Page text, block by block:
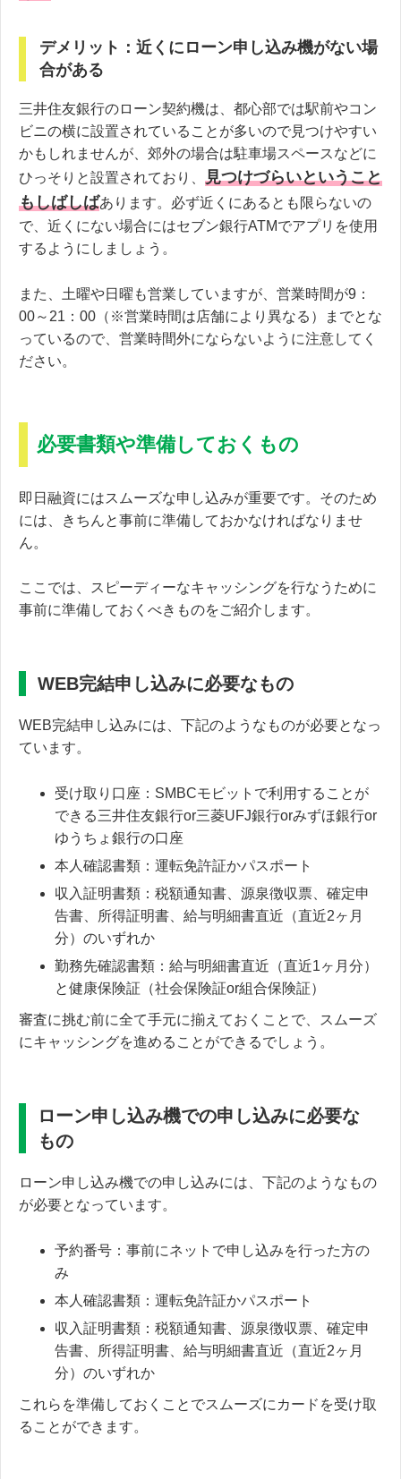
デメリット：近くにローン申し込み機がない場
合がある
三井住友銀行のローン契約機は、都心部では駅前やコン
ビニの横に設置されていることが多いので見つけやすい
かもしれませんが、郊外の場合は駐車場スペースなどに
ひっそりと設置されており、 見つけづらいということ
もしばしばあります。必ず近くにあるとも限らないの
で、近くにない場合にはセブン銀行ATMでアプリを使用
するようにしましょう。
また、土曜や日曜も営業していますが、営業時間が9：
00～21：00（※営業時間は店舗により異なる）までとな
っているので、営業時間外にならないように注意してく
ださい。
必要書類や準備しておくもの
即日融資にはスムーズな申し込みが重要です。そのため
には、きちんと事前に準備しておかなければなりませ
ん。
ここでは、スピーディーなキャッシングを行なうために
事前に準備しておくべきものをご紹介します。
WEB完結申し込みに必要なもの
WEB完結申し込みには、下記のようなものが必要となっ
ています。
受け取り口座：SMBCモビットで利用することが
できる三井住友銀行or三菱UFJ銀行orみずほ銀行or
ゆうちょ銀行の口座
本人確認書類：運転免許証かパスポート
収入証明書類：税額通知書、源泉徴収票、確定申
告書、所得証明書、給与明細書直近（直近2ヶ月
分）のいずれか
勤務先確認書類：給与明細書直近（直近1ヶ月分）
と健康保険証（社会保険証or組合保険証）
審査に挑む前に全て手元に揃えておくことで、スムーズ
にキャッシングを進めることができるでしょう。
ローン申し込み機での申し込みに必要な
もの
ローン申し込み機での申し込みには、下記のようなもの
が必要となっています。
予約番号：事前にネットで申し込みを行った方の
み
本人確認書類：運転免許証かパスポート
収入証明書類：税額通知書、源泉徴収票、確定申
告書、所得証明書、給与明細書直近（直近2ヶ月
分）のいずれか
これらを準備しておくことでスムーズにカードを受け取
ることができます。